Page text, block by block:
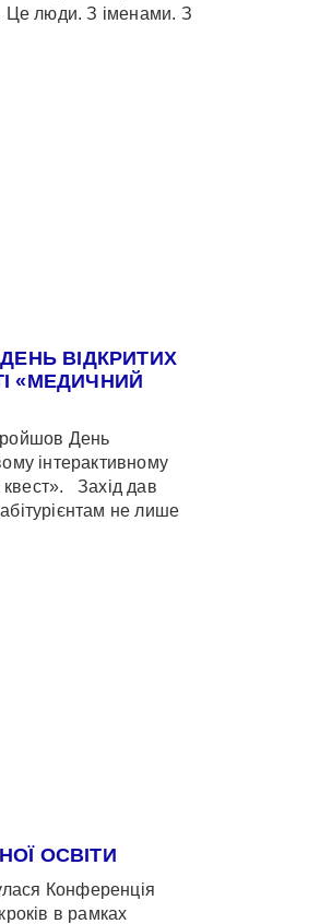
Це люди. З іменами. З
ВІДКРИТИХ
«МЕДИЧНИЙ
День
інтерактивному
Захід дав
не лише
ОСВІТИ
Конференція
в рамках